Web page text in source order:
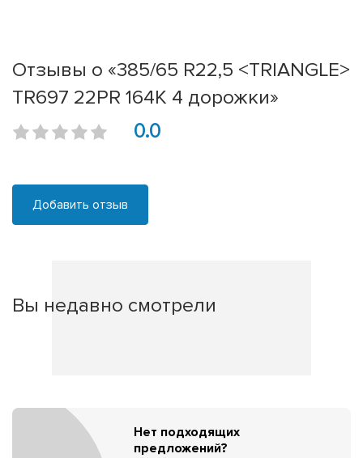
Отзывы о «385/65 R22,5 <TRIANGLE>
TR697 22PR 164K 4 дорожки»
0.0
Добавить отзыв
Вы недавно смотрели
Нет подходящих
предложений?